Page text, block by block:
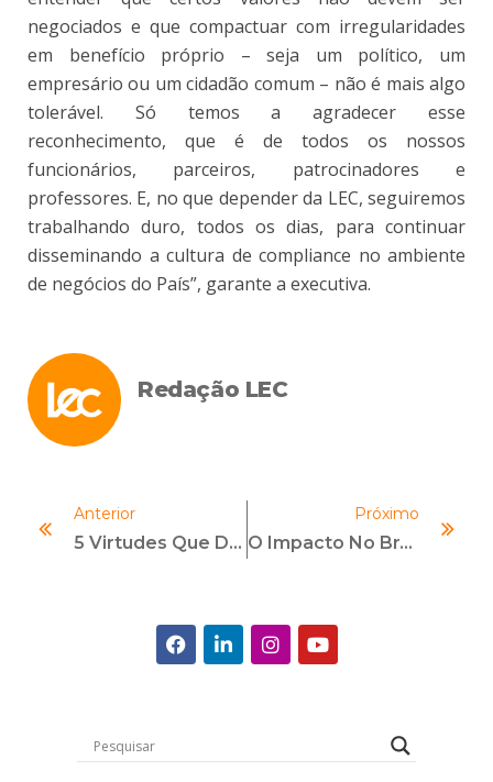
negociados e que compactuar com irregularidades
em benefício próprio – seja um político, um
empresário ou um cidadão comum – não é mais algo
tolerável. Só temos a agradecer esse
reconhecimento, que é de todos os nossos
funcionários, parceiros, patrocinadores e
professores. E, no que depender da LEC, seguiremos
trabalhando duro, todos os dias, para continuar
disseminando a cultura de compliance no ambiente
de negócios do País”, garante a executiva.
Redação LEC
Anterior
5 Virtudes Que Diferenciam Um Chefe De Um Líder
Próximo
O Impacto No Brasil Do Acordo Proposto Pela Petrobras Nos EUA